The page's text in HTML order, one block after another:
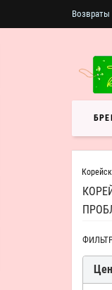
Возвраты